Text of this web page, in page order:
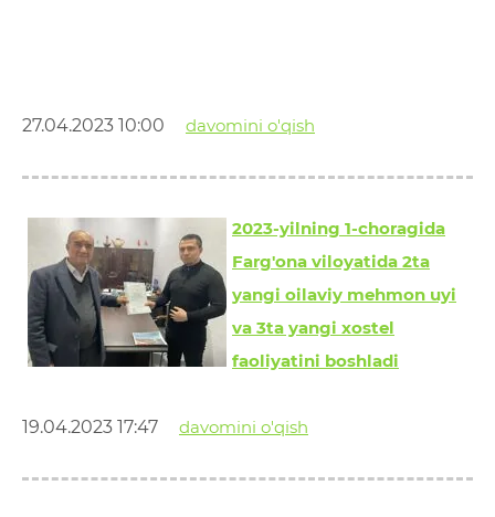
27.04.2023 10:00 davomini o'qish
2023-yilning 1-choragida
Farg'ona viloyatida 2ta
yangi oilaviy mehmon uyi
va 3ta yangi xostel
faoliyatini boshladi
19.04.2023 17:47 davomini o'qish